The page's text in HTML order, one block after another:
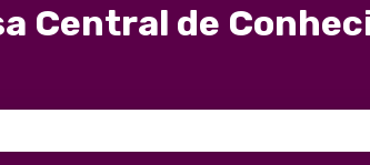
Central de